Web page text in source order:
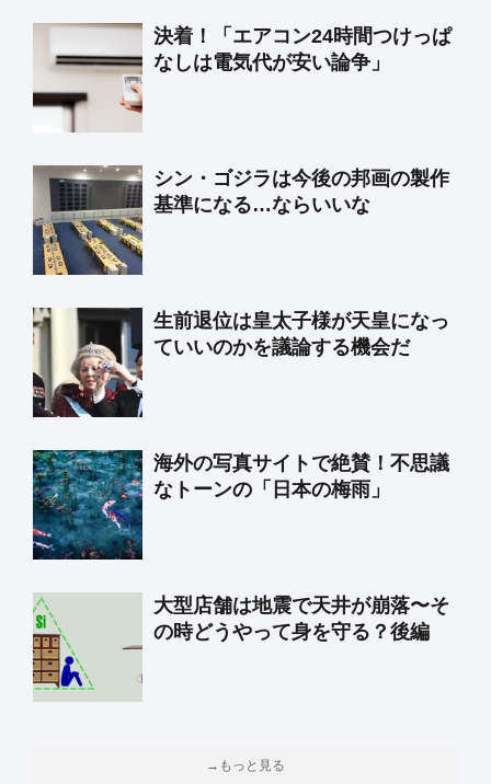
決着！「エアコン24時間つけっぱ
なしは電気代が安い論争」
シン・ゴジラは今後の邦画の製作
基準になる…ならいいな
生前退位は皇太子様が天皇になっ
ていいのかを議論する機会だ
海外の写真サイトで絶賛！不思議
なトーンの「日本の梅雨」
大型店舗は地震で天井が崩落〜そ
の時どうやって身を守る？後編
→もっと見る